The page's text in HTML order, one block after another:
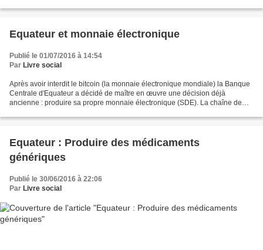
Equateur et monnaie électronique
Publié le 01/07/2016 à 14:54
Par Livre social
Après avoir interdit le bitcoin (la monnaie électronique mondiale) la Banque
Centrale d'Equateur a décidé de maître en œuvre une décision déjà
ancienne : produire sa propre monnaie électronique (SDE). La chaîne de
Equateur : Produire des médicaments
génériques
Publié le 30/06/2016 à 22:06
Par Livre social